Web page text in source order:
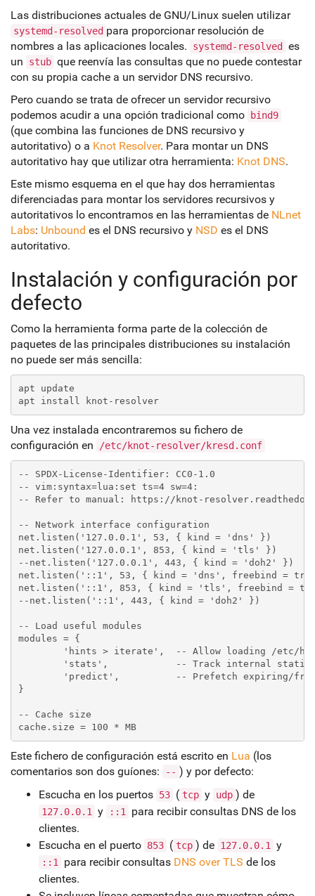
Las distribuciones actuales de GNU/Linux suelen utilizar
systemd-resolved para proporcionar resolución de
nombres a las aplicaciones locales.
systemd-resolved
es
un
stub que reenvía las consultas que no puede contestar
con su propia cache a un servidor DNS recursivo.
Pero cuando se trata de ofrecer un servidor recursivo
podemos acudir a una opción tradicional como
bind9
(que combina las funciones de DNS recursivo y
autoritativo) o a Knot Resolver. Para montar un DNS
autoritativo hay que utilizar otra herramienta: Knot DNS.
Este mismo esquema en el que hay dos herramientas
diferenciadas para montar los servidores recursivos y
autoritativos lo encontramos en las herramientas de NLnet
Labs: Unbound es el DNS recursivo y NSD es el DNS
autoritativo.
Instalación y configuración por
defecto
Como la herramienta forma parte de la colección de
paquetes de las principales distribuciones su instalación
no puede ser más sencilla:
apt update
apt install knot-resolver
Una vez instalada encontraremos su fichero de
configuración en
/etc/knot-resolver/kresd.conf
-- SPDX-License-Identifier: CC0-1.0
-- vim:syntax=lua:set ts=4 sw=4:
-- Refer to manual: https://knot-
-- Network interface configuration
net.listen('127.0.0.1', 53, { kind = 'dns' })
net.listen('127.0.0.1', 853, { kind = 'tls' })
--net.listen('127.0.0.1', 443, { kind = 'doh2' })
net.listen('::1', 53, { kind = 'dns', freebind =
net.listen('::1', 853, { kind = 'tls', freebind =
--net.listen('::1', 443, { kind = 'doh2' })
-- Load useful modules
modules = {
}
-- Cache size
cache.size = 100 * MB
Este fichero de configuración está escrito en Lua (los
comentarios son dos guíones:
-- ) y por defecto:
Escucha en los puertos 53 ( tcp y udp ) de
127.0.0.1 y ::1 para recibir consultas DNS de los
clientes.
Escucha en el puerto 853 ( tcp ) de 127.0.0.1 y
::1 para recibir consultas DNS over TLS de los
clientes.